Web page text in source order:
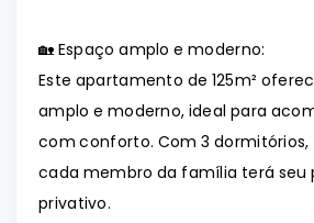
🏡 Espaço amplo e moderno:
Este apartamento de 125m²
amplo e moderno, ideal para
com conforto. Com 3 dormitórios,
cada membro da família terá seu
privativo.